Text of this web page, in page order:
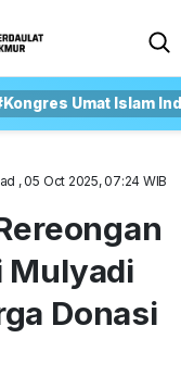
Umat Islam
, 05 Oct 2025, 07:24 WIB
Mulyadi
Donasi